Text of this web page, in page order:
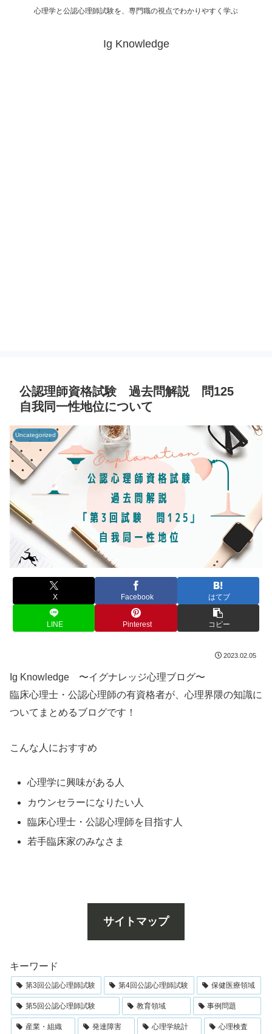
心理学と公認心理師試験を、専門職の視点でわかりやすく学ぶ
Ig Knowledge
公認理師資格試験 過去問解説 問125
自我同一性地位について
Uncategorized
X Facebook はてブ
LINE Pinterest コピー
2023.02.05
Ig Knowledge 〜イグナレッジ心理ブログ〜
臨床心理士・公認心理師の有資格者が、心理界隈の知識に
ついてまとめるブログです！
こんな人におすすめ
心理学に興味がある人
カウンセラーになりたい人
臨床心理士・公認心理師を目指す人
若手臨床家のみなさま
サイトマップ
キーワード
第3回公認心理師試験 第4回公認心理師試験 保健医療領域
第5回公認心理師試験 教育領域 事例問題
産業・組織 発達障害 心理学統計 心理検査